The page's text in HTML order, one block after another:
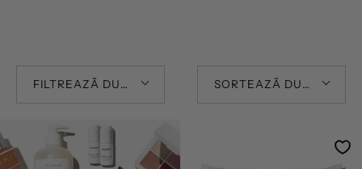
FILTREAZĂ DUPĂ SORTEAZĂ DUPĂ